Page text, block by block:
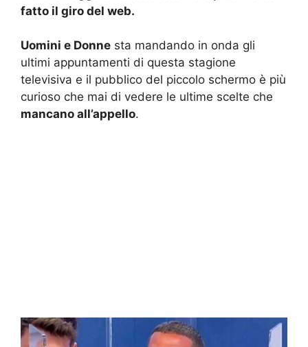
fatto il giro del web.
Uomini e Donne sta mandando in onda gli
ultimi appuntamenti di questa stagione
televisiva e il pubblico del piccolo schermo è più
curioso che mai di vedere le ultime scelte che
mancano all’appello.